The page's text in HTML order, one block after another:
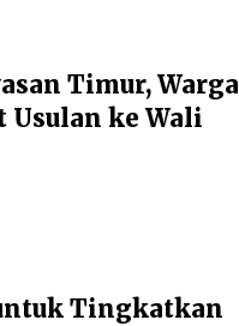
Timur, Warga
Usulan ke Wali
Tingkatkan